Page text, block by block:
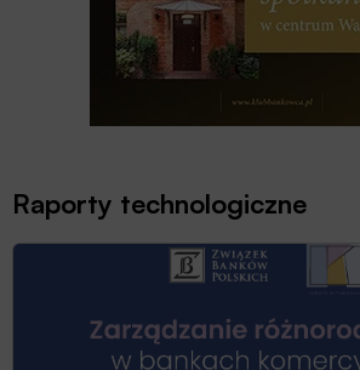
Raporty technologiczne